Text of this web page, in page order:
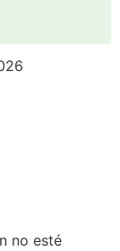
no esté